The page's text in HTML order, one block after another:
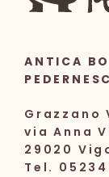
ANTICA
Grazzano
via Anna
29020
Tel.